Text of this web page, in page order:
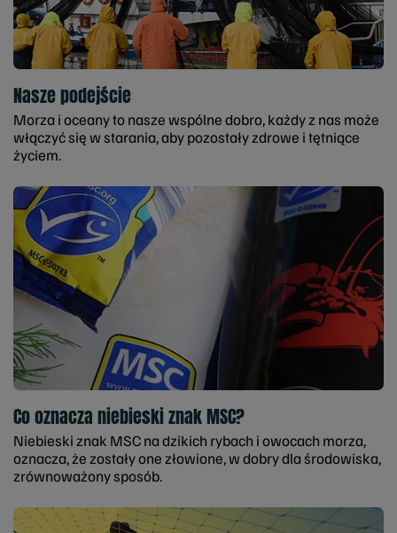
Nasze podejście
Morza i oceany to nasze wspólne dobro, każdy z nas może
włączyć się w starania, aby pozostały zdrowe i tętniące
życiem.
Co oznacza niebieski znak MSC?
Niebieski znak MSC na dzikich rybach i owocach morza,
oznacza, że zostały one złowione, w dobry dla środowiska,
zrównoważony sposób.